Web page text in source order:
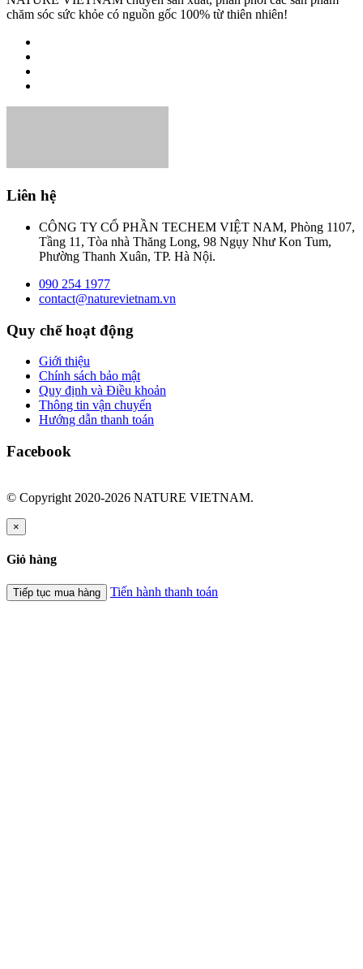
chăm sóc sức khỏe có nguồn gốc 100% từ thiên nhiên!
Liên hệ
CÔNG TY CỔ PHẦN TECHEM VIỆT NAM, Phòng 1107,
Tầng 11, Tòa nhà Thăng Long, 98 Ngụy Như Kon Tum,
Phường Thanh Xuân, TP. Hà Nội.
090 254 1977
contact@naturevietnam.vn
Quy chế hoạt động
Giới thiệu
Chính sách bảo mật
Quy định và Điều khoản
Thông tin vận chuyển
Hướng dẫn thanh toán
Facebook
© Copyright 2020-2026 NATURE VIETNAM.
×
Giỏ hàng
Tiếp tục mua hàng Tiến hành thanh toán